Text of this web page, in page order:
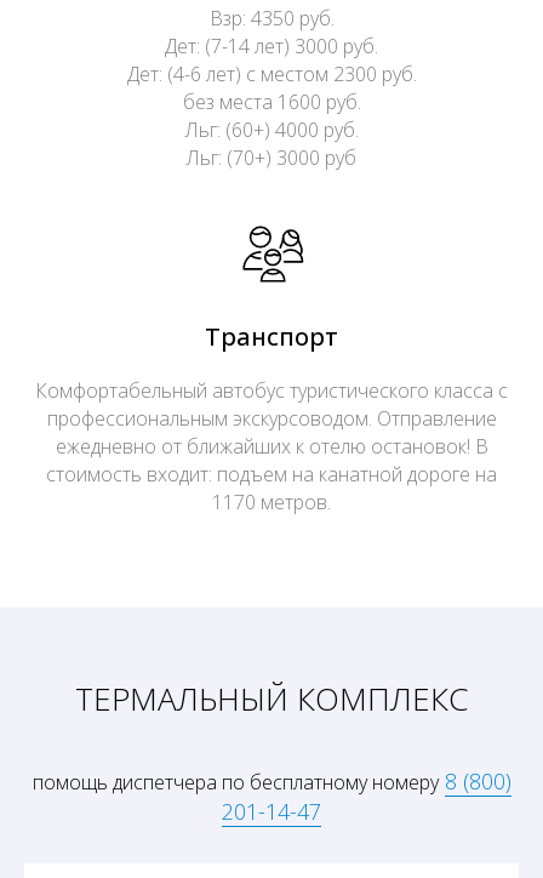
Взр: 4350 руб.
Дет: (7-14 лет) 3000 руб.
Дет: (4-6 лет) с местом 2300 руб.
без места 1600 руб.
Льг: (60+) 4000 руб.
Льг: (70+) 3000 руб
Транспорт
Комфортабельный автобус туристического класса с
профессиональным экскурсоводом. Отправление
ежедневно от ближайших к отелю остановок! В
стоимость входит: подъем на канатной дороге на
1170 метров.
ТЕРМАЛЬНЫЙ КОМПЛЕКС
помощь диспетчера по бесплатному номеру 8 (800)
201-14-47